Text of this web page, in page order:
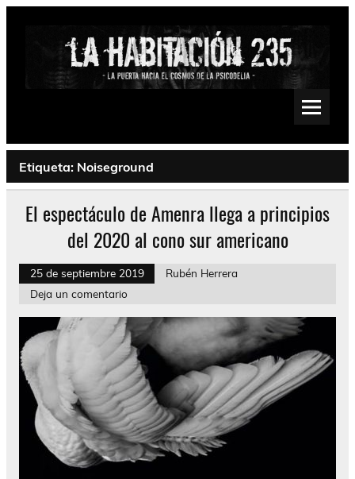
Saltar
Psychedelic, Stoner, Doom, Sludge, Fuzz, Space, Drone
Etiqueta: Noiseground
El espectáculo de Amenra llega a principios
del 2020 al cono sur americano
25 de septiembre 2019
Rubén Herrera
Deja un comentario